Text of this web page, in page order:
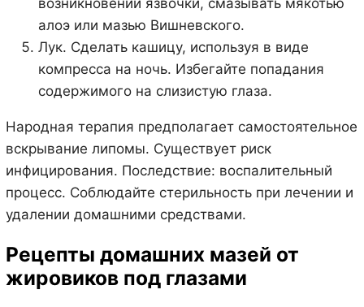
возникновении язвочки, смазывать мякотью
алоэ или мазью Вишневского.
Лук. Сделать кашицу, используя в виде
компресса на ночь. Избегайте попадания
содержимого на слизистую глаза.
Народная терапия предполагает самостоятельное
вскрывание липомы. Существует риск
инфицирования. Последствие: воспалительный
процесс. Соблюдайте стерильность при лечении и
удалении домашними средствами.
Рецепты домашних мазей от
жировиков под глазами